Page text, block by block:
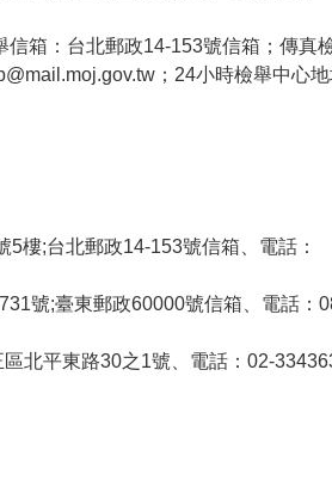
箱：台北郵政14-153號信箱；傳真
；24小時檢舉中心
樓;台北郵政14-153號信箱、電話：
號;臺東郵政60000號信箱、電話：
北平東路30之1號、電話：02-